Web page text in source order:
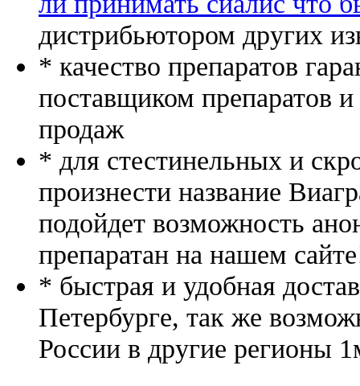
дистрибьютором других
* качество препаратов
поставщиком препаратов
продаж
* для стестинельных и
произнести название
подойдет возможность
препаратан на нашем
* быстрая и удобная
Петербурге, так же
России в другие регионы